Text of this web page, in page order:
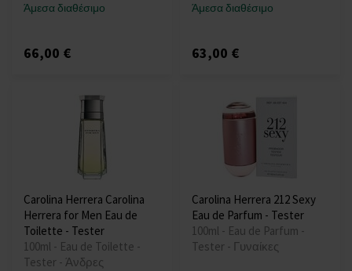
Άμεσα διαθέσιμο
66,00 €
Άμεσα διαθέσιμο
63,00 €
Carolina Herrera Carolina
Herrera for Men Eau de
Toilette - Tester
100ml - Eau de Toilette -
Tester - Άνδρες
Carolina Herrera 212 Sexy
Eau de Parfum - Tester
100ml - Eau de Parfum -
Tester - Γυναίκες